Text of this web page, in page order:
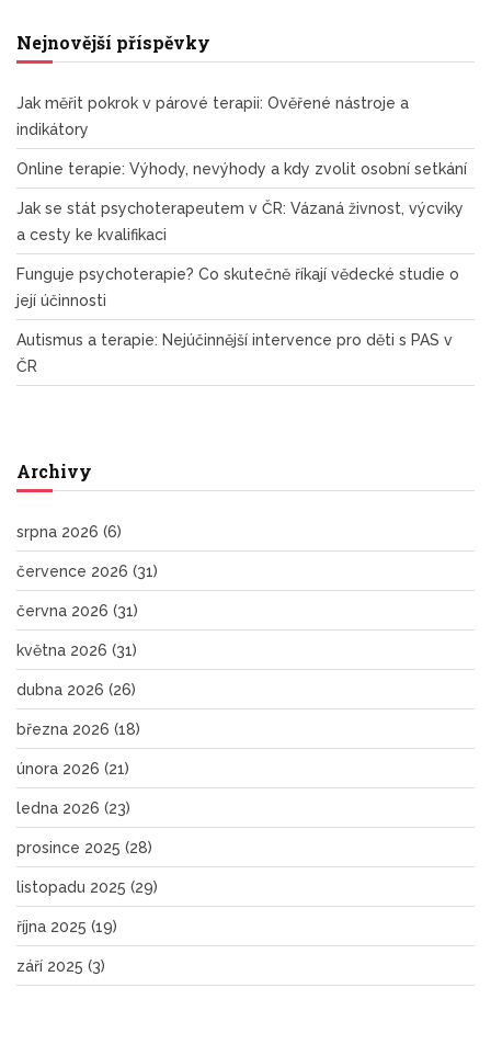
Nejnovější příspěvky
Jak měřit pokrok v párové terapii: Ověřené nástroje a
indikátory
Online terapie: Výhody, nevýhody a kdy zvolit osobní setkání
Jak se stát psychoterapeutem v ČR: Vázaná živnost, výcviky
a cesty ke kvalifikaci
Funguje psychoterapie? Co skutečně říkají vědecké studie o
její účinnosti
Autismus a terapie: Nejúčinnější intervence pro děti s PAS v
ČR
Archivy
srpna 2026 (6)
července 2026 (31)
června 2026 (31)
května 2026 (31)
dubna 2026 (26)
března 2026 (18)
února 2026 (21)
ledna 2026 (23)
prosince 2025 (28)
listopadu 2025 (29)
října 2025 (19)
září 2025 (3)